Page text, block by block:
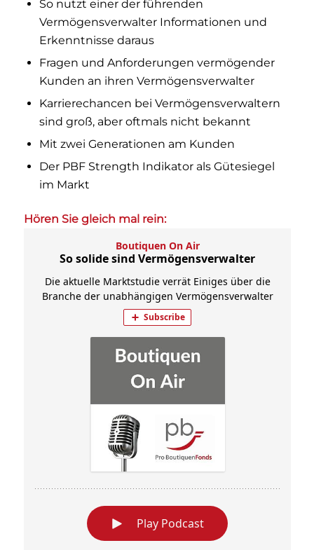
So nutzt einer der führenden
Vermögensverwalter Informationen und
Erkenntnisse daraus
Fragen und Anforderungen vermögender
Kunden an ihren Vermögensverwalter
Karrierechancen bei Vermögensverwaltern
sind groß, aber oftmals nicht bekannt
Mit zwei Generationen am Kunden
Der PBF Strength Indikator als Gütesiegel
im Markt
Hören Sie gleich mal rein: